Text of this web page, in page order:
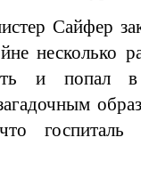
Сайфер
несколько
и попал в
что